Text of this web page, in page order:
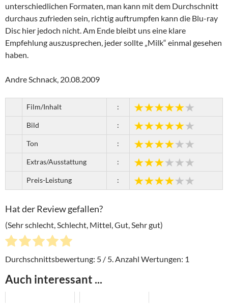
unterschiedlichen Formaten, man kann mit dem Durchschnitt
durchaus zufrieden sein, richtig auftrumpfen kann die Blu-ray
Disc hier jedoch nicht. Am Ende bleibt uns eine klare
Empfehlung auszusprechen, jeder sollte „Milk“ einmal gesehen
haben.
Andre Schnack, 20.08.2009
Film/Inhalt :
Bild :
Ton :
Extras/Ausstattung :
Preis-Leistung :
Hat der Review gefallen?
(Sehr schlecht, Schlecht, Mittel, Gut, Sehr gut)
Durchschnittsbewertung: 5 / 5. Anzahl Wertungen: 1
Auch interessant ...